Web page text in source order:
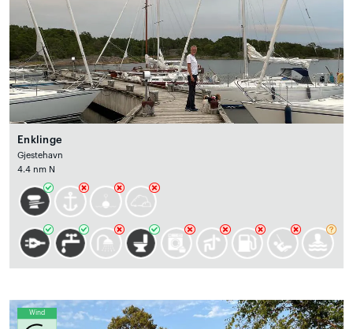
Enklinge
Gjestehavn
4.4 nm N
Wind